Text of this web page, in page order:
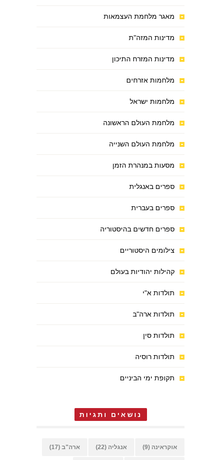
מאגר מלחמת העצמאות
מדינות המזה"ת
מדינות המזרח התיכון
מלחמות אזרחים
מלחמות ישראל
מלחמת העולם הראשונה
מלחמת העולם השנייה
מסעות במנהרת הזמן
ספרים באנגלית
ספרים בעברית
ספרים חדשים בהיסטוריה
צילומים היסטוריים
קהילות יהודיות בעולם
תולדות א"י
תולדות ארה"ב
תולדות סין
תולדות רוסיה
תקופת ימי הביניים
נושאים ותגיות
אוקראינה (9) אנגליה (22) ארה"ב (17)